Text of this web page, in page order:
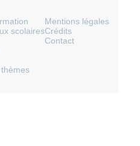
scolaires
Mentions légales
Crédits
Contact